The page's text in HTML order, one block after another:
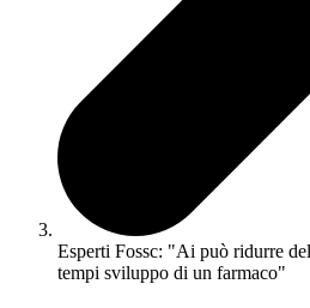
Esperti Fossc: "Ai può ridurre
tempi sviluppo di un farmaco"